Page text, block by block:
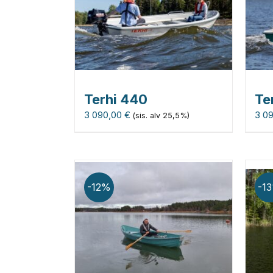
Terhi 440
3 090,00 € (sis. alv 25,5%) 3
-12% -